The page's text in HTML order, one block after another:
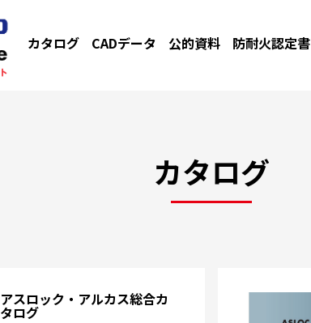
カタログ CADデータ 公的資料 防耐火認定書
カタログ
アスロック・アルカス総合カ
タログ